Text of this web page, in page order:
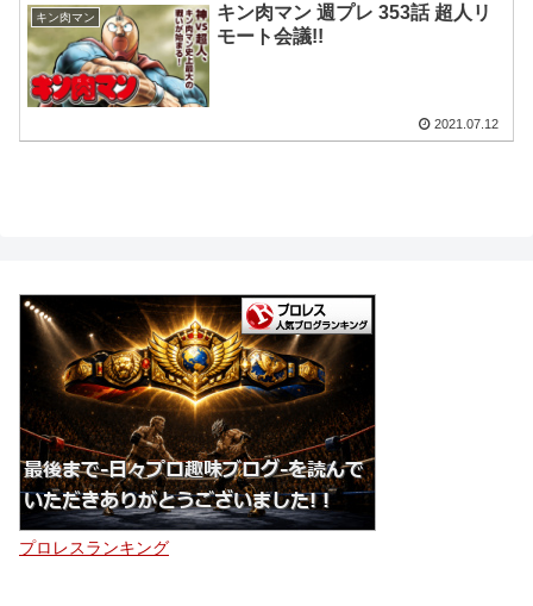
キン肉マン
キン肉マン 週プレ 353話 超人リ
モート会議!!
2021.07.12
プロレスランキング